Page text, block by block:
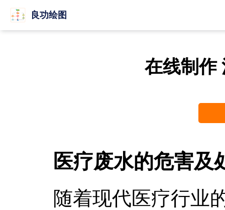
良功绘图
在线制作
医疗废水的危害及
随着现代医疗行业